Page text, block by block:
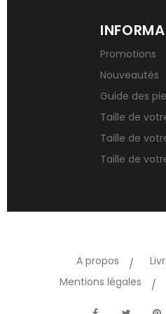
Promotions
Nouveautés
Guide des
Taille de
Taille de
Taille de
A propos
Mentions légales